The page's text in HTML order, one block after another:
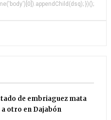
})();
de embriaguez mata
otro en Dajabón